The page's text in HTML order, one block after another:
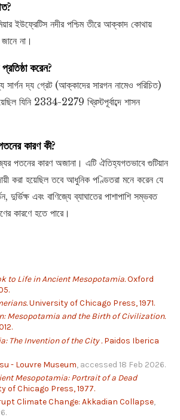
ইউফ্রেটিস নদীর পশ্চিম তীরে আক্কাদ কোথায়
না।
করেন?
সার্গন দ্য গ্রেট (আক্কাদের সারগন নামেও পরিচিত)
যিনি 2334-2279 খ্রিস্টপূর্বাব্দে শাসন
কারণ কী?
পতনের কারণ অজানা। এটি ঐতিহ্যগতভাবে গুটিয়ান
করা হয়েছিল তবে আধুনিক পণ্ডিতরা মনে করেন যে
দুর্ভিক্ষ এবং বাণিজ্যে ব্যাঘাতের পাশাপাশি সম্ভবত
কারণে হতে পারে।
to Life in Ancient Mesopotamia.Oxford
University of Chicago Press, 1971.
Mesopotamia and the Birth of Civilization.
The Invention of the City .Paidos Iberica
- Louvre Museum, accessed 18 Feb 2026.
Mesopotamia: Portrait of a Dead
of Chicago Press, 1977.
Climate Change: Akkadian Collapse,